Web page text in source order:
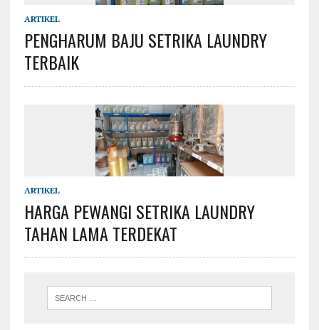
ARTIKEL
PENGHARUM BAJU SETRIKA LAUNDRY
TERBAIK
ARTIKEL
HARGA PEWANGI SETRIKA LAUNDRY
TAHAN LAMA TERDEKAT